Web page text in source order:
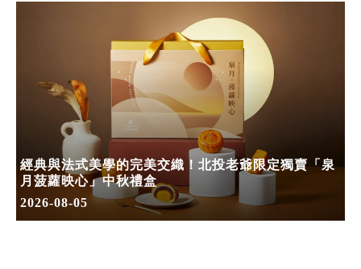
經典與法式美學的完美交織！北投老爺限定獨賣「泉
月菠蘿映心」中秋禮盒
2026-08-05